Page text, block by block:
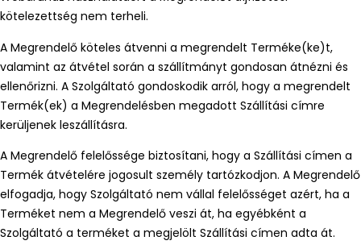
kötelezettség nem terheli.
A Megrendelő köteles átvenni a megrendelt Terméke(ke)t,
valamint az átvétel során a szállítmányt gondosan átnézni és
ellenőrizni. A Szolgáltató gondoskodik arról, hogy a megrendelt
Termék(ek) a Megrendelésben megadott Szállítási címre
kerüljenek leszállításra.
A Megrendelő felelőssége biztosítani, hogy a Szállítási címen a
Termék átvételére jogosult személy tartózkodjon. A Megrendelő
elfogadja, hogy Szolgáltató nem vállal felelősséget azért, ha a
Terméket nem a Megrendelő veszi át, ha egyébként a
Szolgáltató a terméket a megjelölt Szállítási címen adta át.